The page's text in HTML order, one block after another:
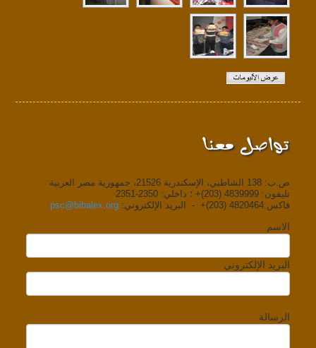
تواصل معنا
ص.ب: 138 الشاطبي، الإسكندرية 21526، جمهورية مصر العربية
تليفون: 4839999 (203)+ ؛ داخلي: 2350-2351
فاكس:4820464 (203)+ - البريد الإلكتروني:
psc@bibalex.org
الاسم
البريد الإلكتروني
الرسالة